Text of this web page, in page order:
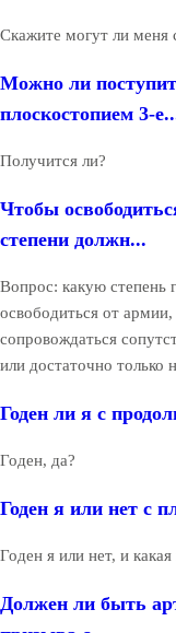
Скажите могут ли меня
Можно ли
плоскостопием 3-
Получится ли?
Чтобы
степени должн...
Вопрос: какую степень
освободиться от
сопровождаться
или достаточно только
Годен ли я с
Годен, да?
Годен я или нет с
Годен я или нет, и какая
Должен ли быть